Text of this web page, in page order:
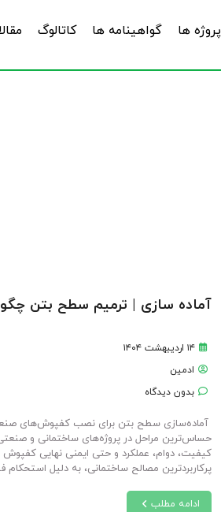
پروژه ها گواهینامه ها کاتالوگ
آماده سازی | ترمیم سطح بتن
۱۴ اردیبهشت ۱۴۰۴
ادمین
بدون دیدگاه
آماده‌سازی سطح بتن برای نصب کفپوش‌های
حساس‌ترین مراحل در پروژه‌های ساختمانی و
کیفیت، دوام، عملکرد و حتی ایمنی نهایی کفپوش
پرکاربردترین مصالح ساختمانی، به دلیل استحکام
ادامه مطلب